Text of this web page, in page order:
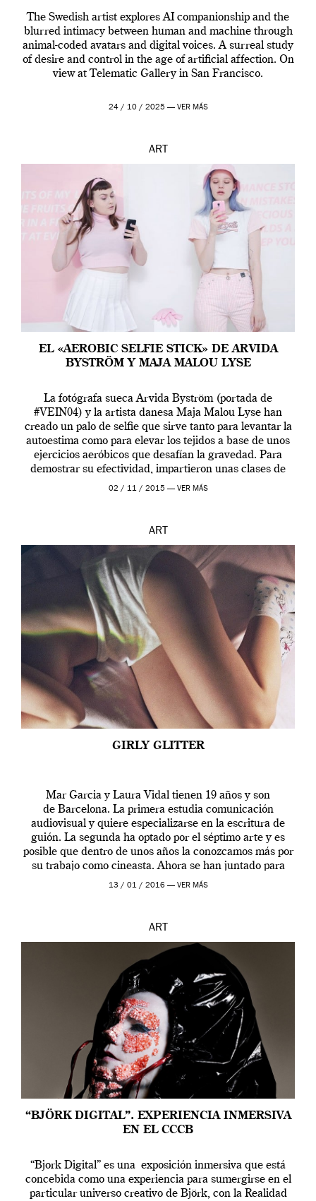
The Swedish artist explores AI companionship and the
blurred intimacy between human and machine through
animal-coded avatars and digital voices. A surreal study
of desire and control in the age of artificial affection. On
view at Telematic Gallery in San Francisco.
24 / 10 / 2025 — VER MÁS
ART
EL «AEROBIC SELFIE STICK» DE ARVIDA
BYSTRÖM Y MAJA MALOU LYSE
La fotógrafa sueca Arvida Byström (portada de
#VEIN04) y la artista danesa Maja Malou Lyse han
creado un palo de selfie que sirve tanto para levantar la
autoestima como para elevar los tejidos a base de unos
ejercicios aeróbicos que desafían la gravedad. Para
demostrar su efectividad, impartieron unas clases de
prueba en el Tate […]
02 / 11 / 2015 — VER MÁS
ART
GIRLY GLITTER
Mar Garcia y Laura Vidal tienen 19 años y son
de Barcelona. La primera estudia comunicación
audiovisual y quiere especializarse en la escritura de
guión. La segunda ha optado por el séptimo arte y es
posible que dentro de unos años la conozcamos más por
su trabajo como cineasta. Ahora se han juntado para
contarnos una […]
13 / 01 / 2016 — VER MÁS
ART
“BJÖRK DIGITAL”. EXPERIENCIA INMERSIVA
EN EL CCCB
“Bjork Digital” es una exposición inmersiva que está
concebida como una experiencia para sumergirse en el
particular universo creativo de Björk, con la Realidad